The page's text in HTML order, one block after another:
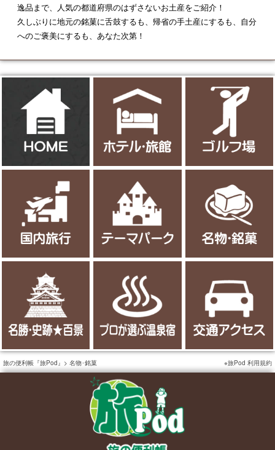
逸品まで、人気の都道府県のはずさないお土産をご紹介！
久しぶりに地元の銘菓に舌鼓するも、帰省の手土産にするも、自分
へのご褒美にするも、あなた次第！
旅の便利帳『旅Pod』 名物･銘菓 旅Pod 利用規約